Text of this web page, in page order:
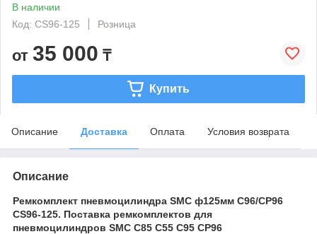
В наличии
Код: CS96-125
Розница
от 35 000 ₸
Купить
Описание Доставка Оплата Условия возврата
Описание
Ремкомплект пневмоцилиндра SMC ф125мм C96/CP96
CS96-125. Поставка ремкомплектов для
пневмоцилиндров SMC C85 C55 C95 CP96